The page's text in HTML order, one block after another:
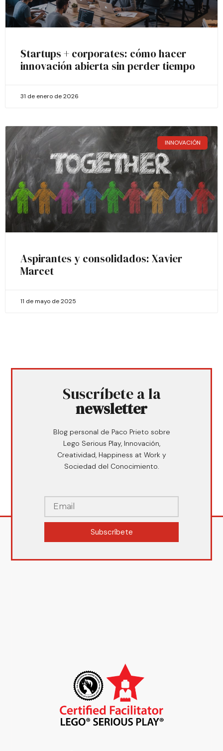
Startups + corporates: cómo hacer
innovación abierta sin perder tiempo
31 de enero de 2026
INNOVACIÓN
Aspirantes y consolidados: Xavier
Marcet
11 de mayo de 2025
Suscríbete a la
newsletter
Blog personal de Paco Prieto sobre
Lego Serious Play, Innovación,
Creatividad, Happiness at Work y
Sociedad del Conocimiento.
Subscríbete